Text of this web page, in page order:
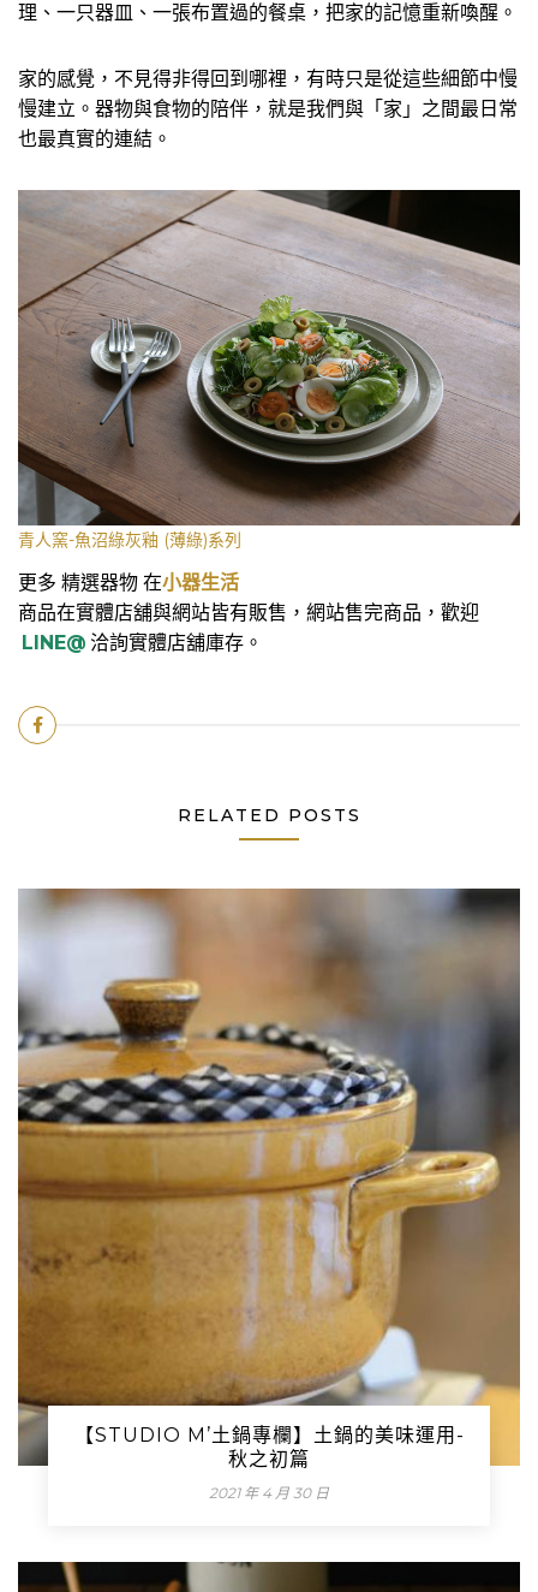
理、一只器皿、一張布置過的餐桌，把家的記憶重新喚醒。
家的感覺，不見得非得回到哪裡，有時只是從這些細節中慢
慢建立。器物與食物的陪伴，就是我們與「家」之間最日常
也最真實的連結。
青人窯-魚沼綠灰釉 (薄綠)系列
更多 精選器物 在小器生活
商品在實體店舖與網站皆有販售，網站售完商品，歡迎
LINE@ 洽詢實體店舖庫存。
RELATED POSTS
【STUDIO M’土鍋專欄】土鍋的美味運用-
秋之初篇
2021 年 4 月 30 日